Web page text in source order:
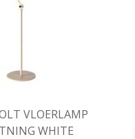
VLOERLAMP
WHITE